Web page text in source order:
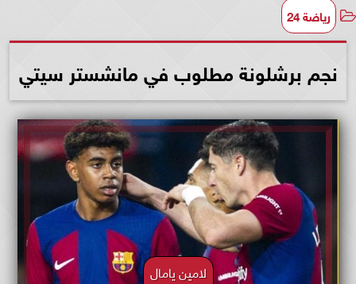
رياضة 24
نجم برشلونة مطلوب في مانشستر سيتي
لامين يامال